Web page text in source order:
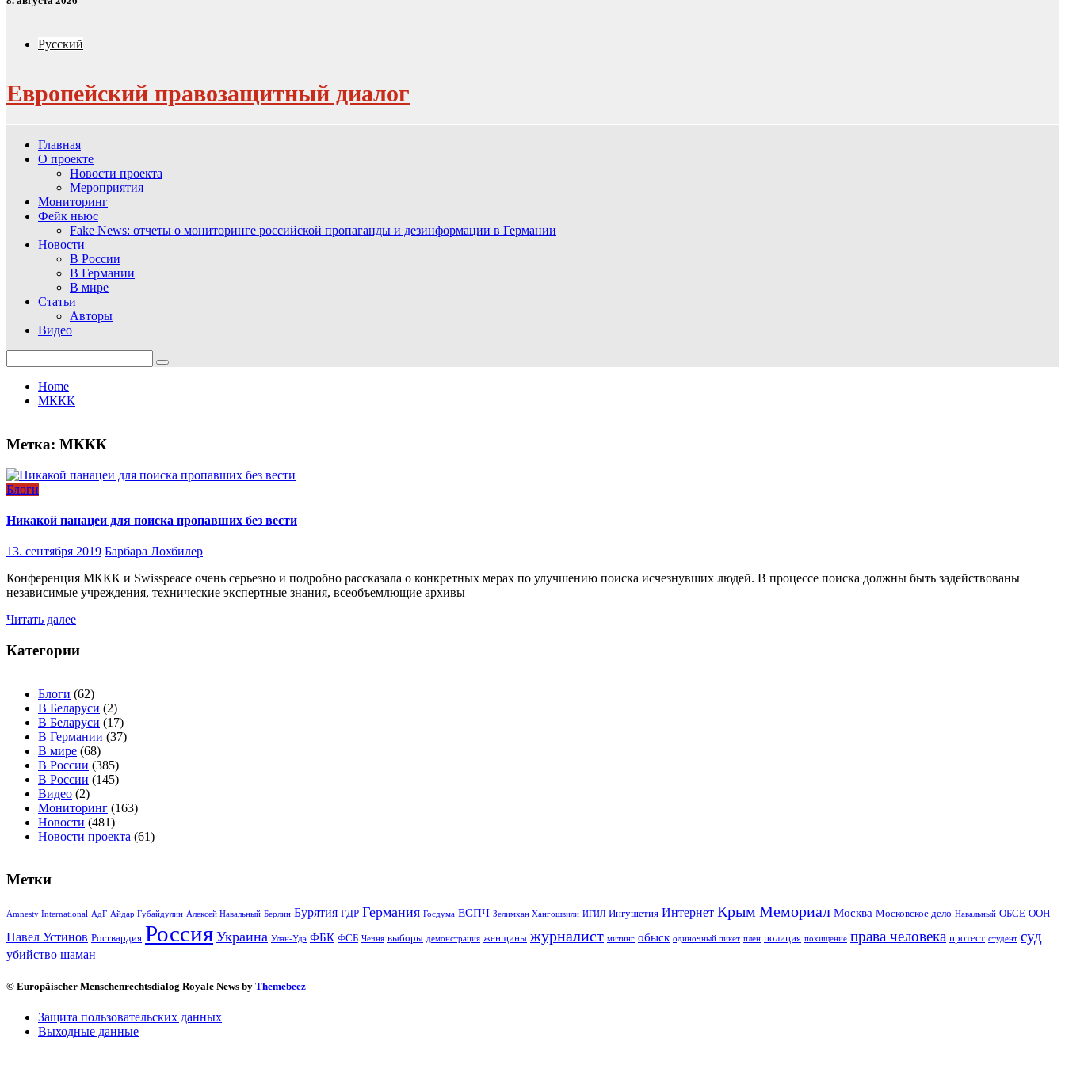
Русский
Европейский правозащитный диалог
Главная
О проекте
Новости проекта
Мероприятия
Мониторинг
Фейк ньюс
Fake News: отчеты о мониторинге российской пропаганды и дезинформации в Германии
Новости
В России
В Германии
В мире
Статьи
Авторы
Видео
for:
Home
МККК
Метка: МККК
Блоги
Никакой панацеи для поиска пропавших без вести
13. сентября 2019 Барбара Лохбилер
Конференция МККК и Swisspeace очень серьезно и подробно рассказала о конкретных мерах по улучшению поиска исчезнувших людей. В процессе поиска должны быть задействованы
независимые учреждения, технические экспертные знания, всеобъемлющие архивы
Читать далее
Категории
Блоги (62)
В Беларуси (2)
В Беларуси (17)
В Германии (37)
В мире (68)
В России (385)
В России (145)
Видео (2)
Мониторинг (163)
Новости (481)
Новости проекта (61)
Метки
Amnesty International АдГ Айдар Губайдулин Алексей Навальный Берлин Бурятия ГДР Германия Госдума ЕСПЧ Зелимхан Хангошвили ИГИЛ Ингушетия Интернет Крым Мемориал Москва Московское дело Навальный ОБСЕ ООН
Павел Устинов Росгвардия Россия Украина Улан-Удэ ФБК ФСБ Чечня выборы демонстрация женщины журналист митинг обыск одиночный пикет плен полиция похищение права человека протест студент суд
убийство шаман
© Europäischer Menschenrechtsdialog Royale News by Themebeez
Защита пользовательских данных
Выходные данные